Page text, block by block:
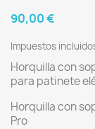
90,00 €
Impuestos
Horquilla con
para patinete
Horquilla con
Pro